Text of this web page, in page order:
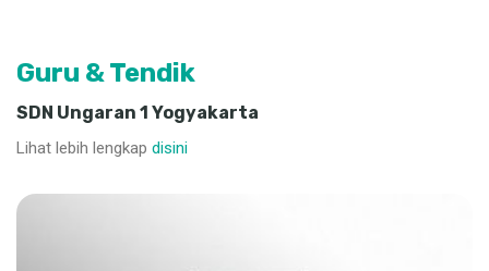
Guru & Tendik
SDN Ungaran 1 Yogyakarta
Lihat lebih lengkap disini